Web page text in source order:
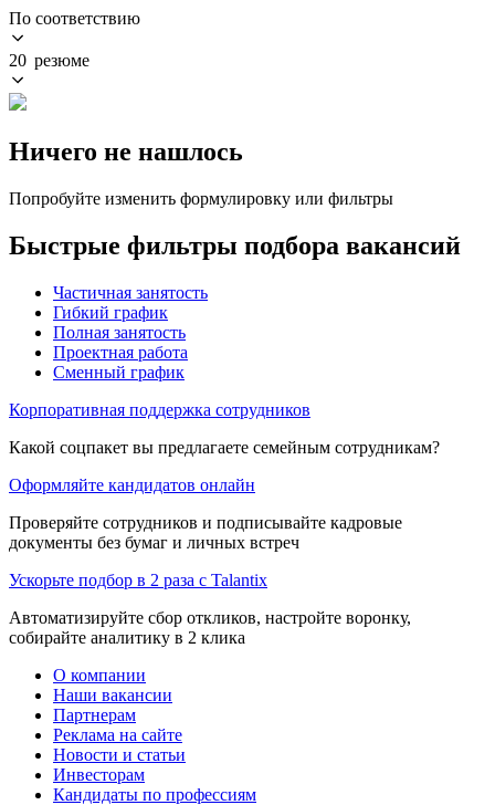
По соответствию
20 резюме
Ничего не нашлось
Попробуйте изменить формулировку или фильтры
Быстрые фильтры подбора вакансий
Частичная занятость
Гибкий график
Полная занятость
Проектная работа
Сменный график
Корпоративная поддержка сотрудников
Какой соцпакет вы предлагаете семейным сотрудникам?
Оформляйте кандидатов онлайн
Проверяйте сотрудников и подписывайте кадровые
документы без бумаг и личных встреч
Ускорьте подбор в 2 раза с Talantix
Автоматизируйте сбор откликов, настройте воронку,
собирайте аналитику в 2 клика
О компании
Наши вакансии
Партнерам
Реклама на сайте
Новости и статьи
Инвесторам
Кандидаты по профессиям